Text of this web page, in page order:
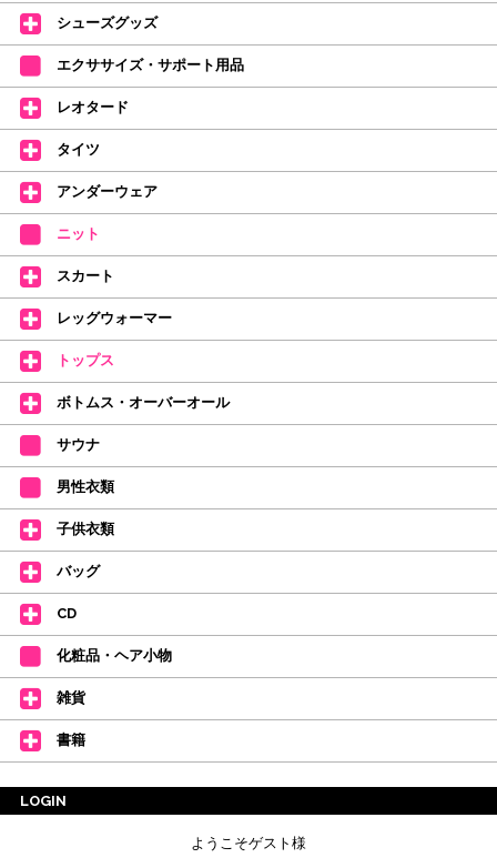
デラロミラノ2026コレクションの販売を開始しました☆
↑ご購入頂いたお客様に、デラロミラノのロゴ入りボールペンをプレゼント
中。
(お一人様1本限りになります)
価格改定のお知らせ
2026年4月1日よりシューズ全般、衣類など商品を値上げしました。
何卒ご理解いただけますようお願い申し上げます
【シューズのフィッティングについて】
全店、ご予約不要です(18:30まで)。タイツ・ソックス・トウパッドを
持参してください。
皆さまのダンスライフをサポートできるようなさまざまな商品をご紹介して
おります。
【新商品はこちらから】 ←ここをクリック♪
シューズグッズ
エクササイズ・サポート用品
レオタード
タイツ
アンダーウェア
ニット
スカート
レッグウォーマー
トップス
ボトムス・オーバーオール
サウナ
男性衣類
子供衣類
バッグ
CD
化粧品・ヘア小物
雑貨
書籍
LOGIN
ようこそゲスト様